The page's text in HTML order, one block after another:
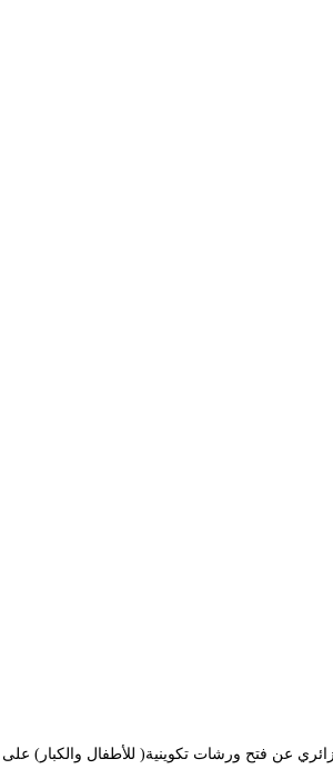
عن فتح ورشات تكوينية( للأطفال والكبار) على